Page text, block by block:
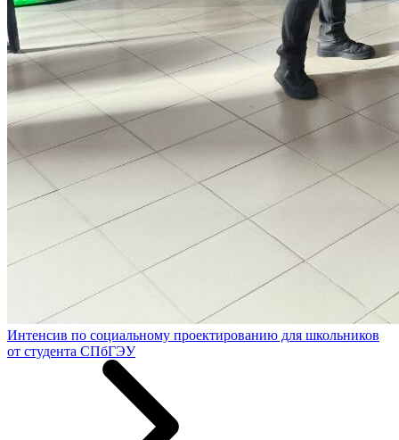
Интенсив по социальному проектированию для школьников
от студента СПбГЭУ